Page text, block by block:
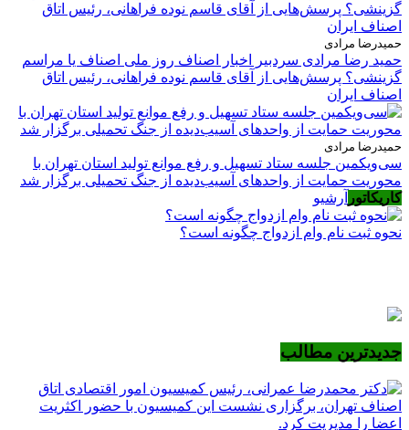
حمیدرضا مرادی
حمید رضا مرادی سردبیر اخبار اصناف روز ملی اصناف یا مراسم
گزینشی؟ پرسش‌هایی از آقای قاسم نوده فراهانی، رئیس اتاق
اصناف ایران
حمیدرضا مرادی
سی‌ویکمین جلسه ستاد تسهیل و رفع موانع تولید استان تهران با
محوریت حمایت از واحدهای آسیب‌دیده از جنگ تحمیلی برگزار شد
کاریکاتور آرشیو
نحوه ثبت نام وام ازدواج چگونه است؟
جدیدترین مطالب